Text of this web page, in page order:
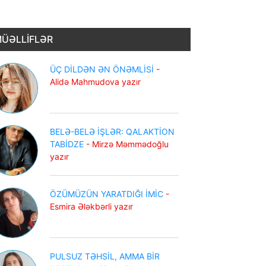
ÜÇ DİLDƏN ƏN ÖNƏMLİSİ -
Alidə Mahmudova yazır
BELƏ-BELƏ İŞLƏR: QALAKTİON
TABİDZE - Mirzə Məmmədoğlu
yazır
ÖZÜMÜZÜN YARATDIĞI İMİC -
Esmira Ələkbərli yazır
PULSUZ TƏHSİL, AMMA BİR